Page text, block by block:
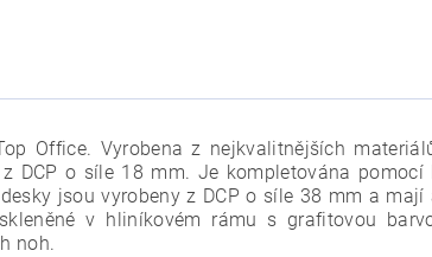
Office. Vyrobena z nejkvalitnějších
DCP o síle 18 mm. Je kompletována
jsou vyrobeny z DCP o síle 38 mm a
v hliníkovém rámu s grafitovou
noh.